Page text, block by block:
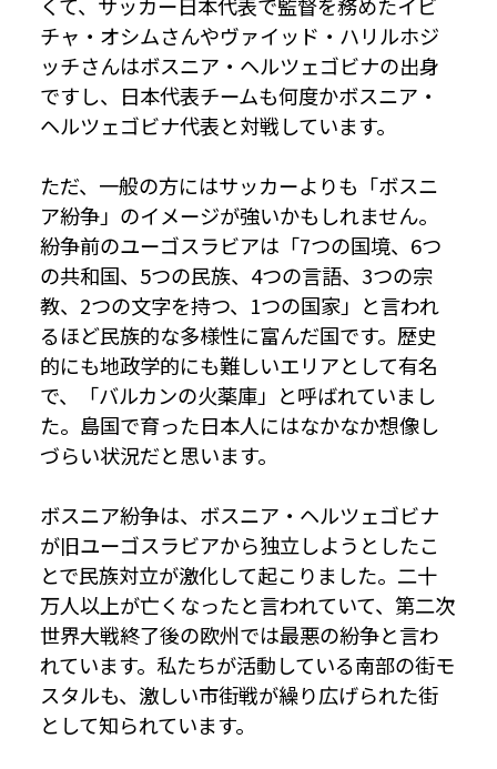
くて、サッカー日本代表で監督を務めたイビ
チャ・オシムさんやヴァイッド・ハリルホジ
ッチさんはボスニア・ヘルツェゴビナの出身
ですし、日本代表チームも何度かボスニア・
ヘルツェゴビナ代表と対戦しています。
ただ、一般の方にはサッカーよりも「ボスニ
ア紛争」のイメージが強いかもしれません。
紛争前のユーゴスラビアは「7つの国境、6つ
の共和国、5つの民族、4つの言語、3つの宗
教、2つの文字を持つ、1つの国家」と言われ
るほど民族的な多様性に富んだ国です。歴史
的にも地政学的にも難しいエリアとして有名
で、「バルカンの火薬庫」と呼ばれていまし
た。島国で育った日本人にはなかなか想像し
づらい状況だと思います。
ボスニア紛争は、ボスニア・ヘルツェゴビナ
が旧ユーゴスラビアから独立しようとしたこ
とで民族対立が激化して起こりました。二十
万人以上が亡くなったと言われていて、第二次
世界大戦終了後の欧州では最悪の紛争と言わ
れています。私たちが活動している南部の街モ
スタルも、激しい市街戦が繰り広げられた街
として知られています。